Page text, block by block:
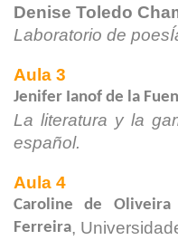
Denise Toledo
Laboratorio de
Aula 3
Jenifer Ianof de la
La literatura y la
español.
Aula 4
Caroline de
Ferreira,